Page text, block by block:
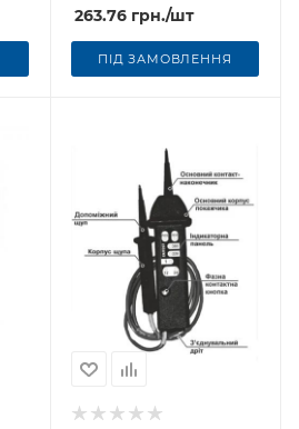
263.76грн./шт
ПІД ЗАМОВЛЕННЯ